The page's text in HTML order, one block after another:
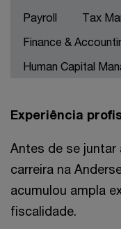
Payroll
Tax
Finance &
Human Capital
Experiência
Antes de se juntar
carreira na
acumulou ampla
fiscalidade.